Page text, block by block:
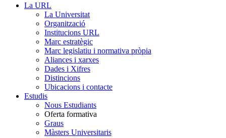
La URL
La Universitat
Organització
Institucions URL
Marc estratègic
Marc legislatiu i normativa pròpia
Aliances i xarxes
Dades i Xifres
Distincions
Ubicacions i contacte
Estudis
Nous Estudiants
Oferta formativa
Graus
Màsters Universitaris